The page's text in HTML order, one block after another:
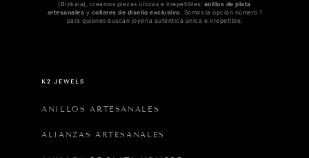
(Bizkaia), creamos piezas únicas e irrepetibles: anillos de plata
artesanales y collares de diseño exclusivo. Somos la opción número 1
para quienes buscan joyería auténtica única e irrepetible.
K2 JEWELS
ANILLOS ARTESANALES
ALIANZAS ARTESANALES